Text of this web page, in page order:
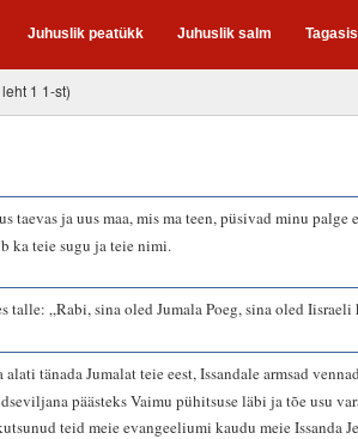
Juhuslik peatükk Juhuslik salm
1 1-st)
taevas ja uus maa, mis ma teen, püsivad minu palge
ka teie sugu ja teie nimi.
talle: „Rabi, sina oled Jumala Poeg, sina oled Iisraeli
tänada Jumalat teie eest, Issandale armsad
päästeks Vaimu pühitsuse läbi ja tõe usu
teid meie evangeeliumi kaudu meie Issanda